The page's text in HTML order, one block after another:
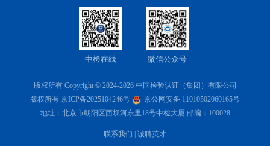
中检在线 微信公众号
版权所有 Copyright © 2024-2026 中国检验认证（集团）有限公司
版权所有京ICP备2025104246号
京公网安备 11010502060165号
地址：北京市朝阳区西坝河东里18号中检大厦 邮编：100028
联系我们 | 诚聘英才